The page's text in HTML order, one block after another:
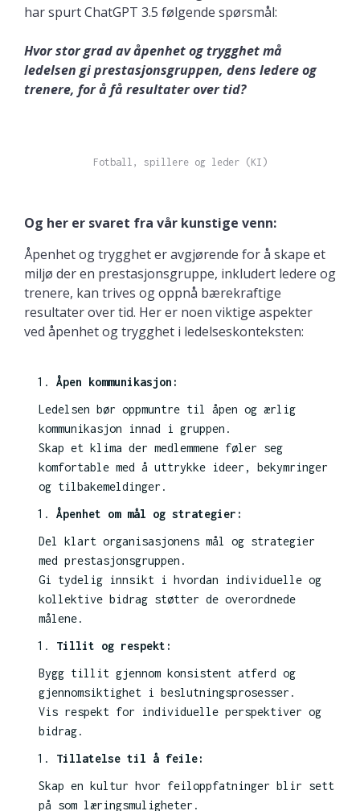
har spurt ChatGPT 3.5 følgende spørsmål:
Hvor stor grad av åpenhet og trygghet må
ledelsen gi prestasjonsgruppen, dens ledere og
trenere, for å få resultater over tid?
Fotball, spillere og leder (KI)
Og her er svaret fra vår kunstige venn:
Åpenhet og trygghet er avgjørende for å skape et
miljø der en prestasjonsgruppe, inkludert ledere og
trenere, kan trives og oppnå bærekraftige
resultater over tid. Her er noen viktige aspekter
ved åpenhet og trygghet i ledelseskonteksten:
Åpen kommunikasjon:
Ledelsen bør oppmuntre til åpen og ærlig
kommunikasjon innad i gruppen.
Skap et klima der medlemmene føler seg
komfortable med å uttrykke ideer, bekymringer
og tilbakemeldinger.
Åpenhet om mål og strategier:
Del klart organisasjonens mål og strategier
med prestasjonsgruppen.
Gi tydelig innsikt i hvordan individuelle og
kollektive bidrag støtter de overordnede
målene.
Tillit og respekt:
Bygg tillit gjennom konsistent atferd og
gjennomsiktighet i beslutningsprosesser.
Vis respekt for individuelle perspektiver og
bidrag.
Tillatelse til å feile:
Skap en kultur hvor feiloppfatninger blir sett
på som læringsmuligheter.